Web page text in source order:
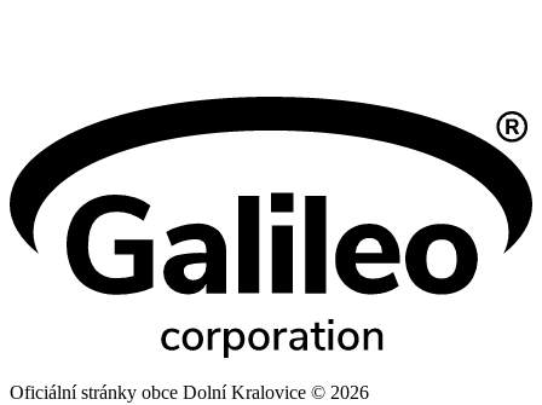
Oficiální stránky obce Dolní Kralovice © 2026